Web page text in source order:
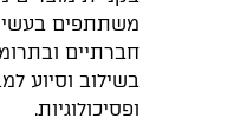
משתתפים
חברתיים
בשילוב וסיוע
ופסיכולוגיות.